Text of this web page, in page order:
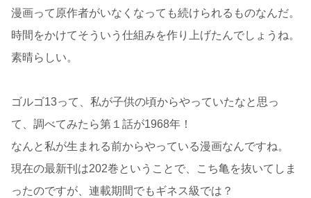
漫画って原作者がいなくなっても続けられるものなんだ。
時間をかけてそういう仕組みを作り上げたんでしょうね。
素晴らしい。
ゴルゴ13って、私が子供の頃からやっていたなと思っ
て、調べてみたら第１話が1968年！
なんと私が生まれる前からやっている漫画なんですね。
現在の最新刊は202巻ということで、こち亀を抜いてしま
ったのですが、連載期間でもギネス級では？